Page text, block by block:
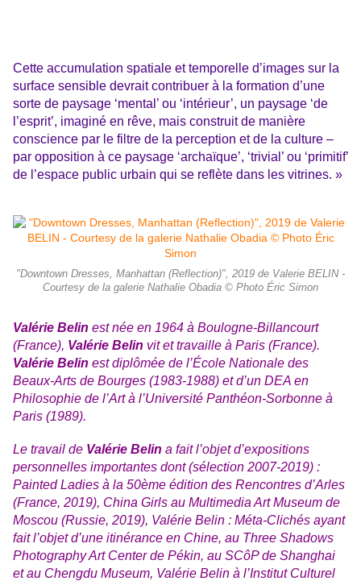
Cette accumulation spatiale et temporelle d’images sur la
surface sensible devrait contribuer à la formation d’une
sorte de paysage ‘mental’ ou ‘intérieur’, un paysage ‘de
l’esprit’, imaginé en rêve, mais construit de manière
conscience par le filtre de la perception et de la culture –
par opposition à ce paysage ‘archaïque’, ‘trivial’ ou ‘primitif’
de l’espace public urbain qui se reflète dans les vitrines. »
"Downtown Dresses, Manhattan (Reflection)", 2019 de Valerie BELIN -
Courtesy de la galerie Nathalie Obadia © Photo Éric Simon
Valérie Belin est née en 1964 à Boulogne-Billancourt
(France), Valérie Belin vit et travaille à Paris (France).
Valérie Belin est diplômée de l’École Nationale des
Beaux-Arts de Bourges (1983-1988) et d’un DEA en
Philosophie de l’Art à l’Université Panthéon-Sorbonne à
Paris (1989).
Le travail de Valérie Belin a fait l’objet d’expositions
personnelles importantes dont (sélection 2007-2019) :
Painted Ladies à la 50ème édition des Rencontres d’Arles
(France, 2019), China Girls au Multimedia Art Museum de
Moscou (Russie, 2019), Valérie Belin : Méta-Clichés ayant
fait l’objet d’une itinérance en Chine, au Three Shadows
Photography Art Center de Pékin, au SCôP de Shanghai
et au Chengdu Museum, Valérie Belin à l’Institut Culturel